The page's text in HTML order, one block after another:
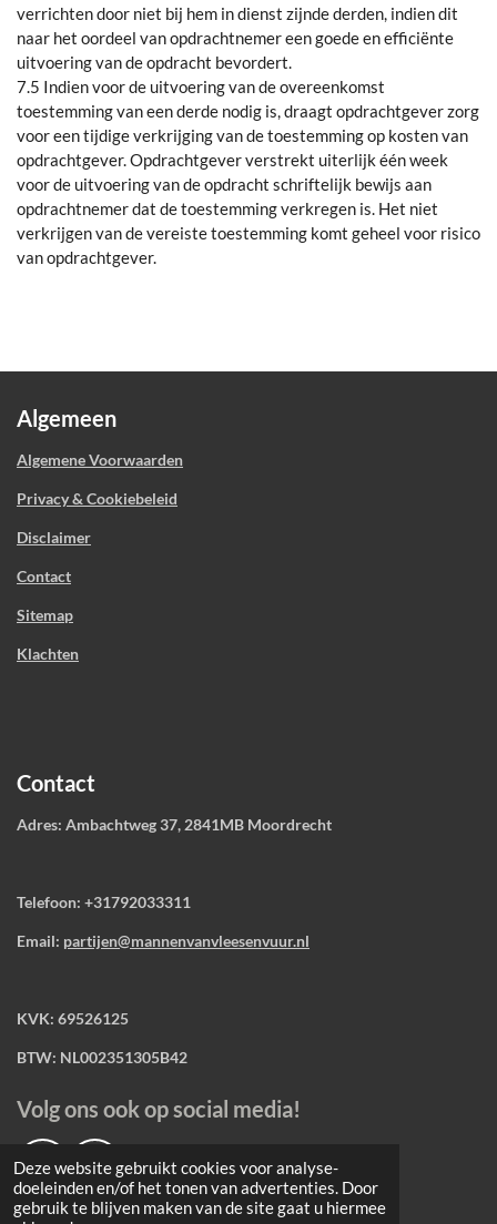
Deze website gebruikt cookies voor analyse-
doeleinden en/of het tonen van advertenties. Door
gebruik te blijven maken van de site gaat u hiermee
verrichten door niet bij hem in dienst zijnde derden, indien dit
naar het oordeel van opdrachtnemer een goede en efficiënte
uitvoering van de opdracht bevordert.
7.5 Indien voor de uitvoering van de overeenkomst
toestemming van een derde nodig is, draagt opdrachtgever zorg
voor een tijdige verkrijging van de toestemming op kosten van
opdrachtgever. Opdrachtgever verstrekt uiterlijk één week
voor de uitvoering van de opdracht schriftelijk bewijs aan
opdrachtnemer dat de toestemming verkregen is. Het niet
verkrijgen van de vereiste toestemming komt geheel voor risico
van opdrachtgever.
Algemeen
Algemene Voorwaarden
Privacy & Cookiebeleid
Disclaimer
Contact
Sitemap
Klachten
Contact
Adres: Ambachtweg 37, 2841MB Moordrecht
Telefoon: +31792033311
Email: partijen@mannenvanvleesenvuur.nl
KVK: 69526125
BTW: NL002351305B42
Volg ons ook op social media!
F
a
I
n